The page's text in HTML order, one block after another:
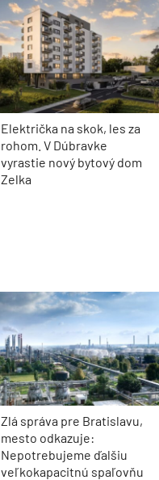
Električka na skok, les za
rohom. V Dúbravke
vyrastie nový bytový dom
Zelka
Zlá správa pre Bratislavu,
mesto odkazuje:
Nepotrebujeme ďalšiu
veľkokapacitnú spaľovňu